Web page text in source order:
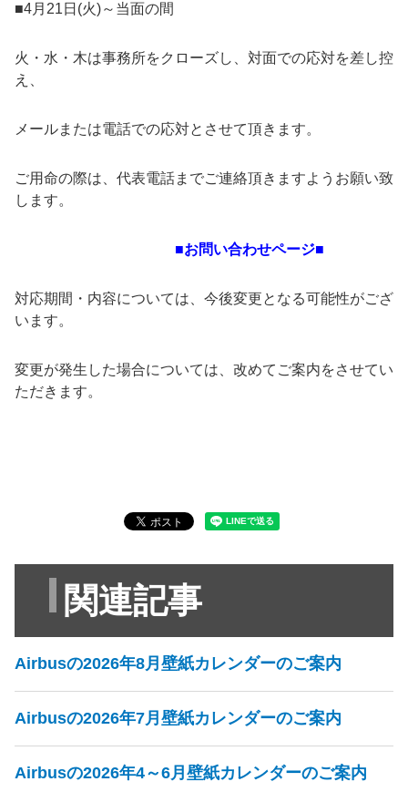
■4月 21 日 (火)～当面の間
火・水・木は事務所をクローズし、対面での応対を差し控
え、
メールまたは電話での応対とさせて頂きます。
ご用命の際は、代表電話までご連絡頂きますようお願い致
します。
■お問い合わせページ■
対応期間・内容については、今後変更となる可能性がござ
います。
変更が発生した場合については、改めてご案内をさせてい
ただきます。
関連記事
Airbusの2026年8月壁紙カレンダーのご案内
Airbusの2026年7月壁紙カレンダーのご案内
Airbusの2026年4～6月壁紙カレンダーのご案内